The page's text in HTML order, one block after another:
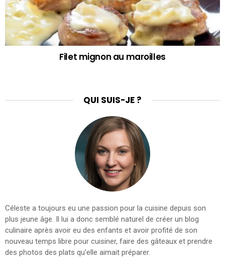
Filet mignon au maroilles
QUI SUIS-JE ?
Céleste a toujours eu une passion pour la cuisine depuis son
plus jeune âge. Il lui a donc semblé naturel de créer un blog
culinaire après avoir eu des enfants et avoir profité de son
nouveau temps libre pour cuisiner, faire des gâteaux et prendre
des photos des plats qu'elle aimait préparer.